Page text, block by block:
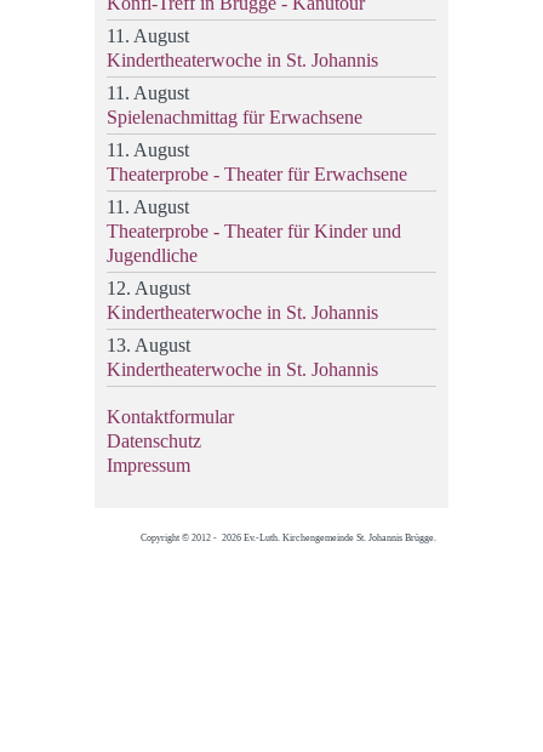
11. August
Kindertheaterwoche in St. Johannis
11. August
Spielenachmittag für Erwachsene
11. August
Theaterprobe - Theater für Erwachsene
11. August
Theaterprobe - Theater für Kinder und
Jugendliche
12. August
Kindertheaterwoche in St. Johannis
13. August
Kindertheaterwoche in St. Johannis
Kontaktformular
Datenschutz
Impressum
Copyright © 2012 - 2026 Ev.-Luth. Kirchengemeinde St. Johannis Brügge.